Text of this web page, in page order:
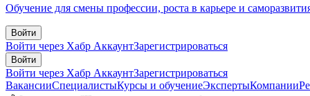
Обучение для смены профессии, роста в карьере и
Войти
Войти через Хабр АккаунтЗарегистрироваться
Войти
Войти через Хабр АккаунтЗарегистрироваться
ВакансииСпециалистыКурсы и обучениеЭкспертыКомпании